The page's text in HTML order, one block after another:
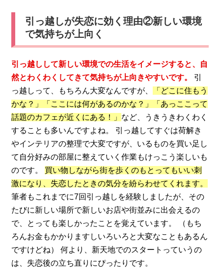
引っ越しが失恋に効く理由②新しい環境
で気持ちが上向く
引っ越しして新しい環境での生活をイメージすると、自
然とわくわくしてきて気持ちが上向きやすいです。
引
っ越しって、もちろん大変なんですが、
「どこに住もう
かな？」「ここには何があるのかな？」「あっここって
話題のカフェが近くにある！」 など、うきうきわくわく
することも多いんですよね。 引っ越してすぐは荷解き
やインテリアの整理で大変ですが、いるものを買い足し
て自分好みの部屋に整えていく作業もけっこう楽しいも
のです。 買い物しながら街を歩くのもとってもいい刺
激になり、失恋したときの気分を紛らわせてくれます。
筆者もこれまでに7回引っ越しを経験しましたが、その
たびに新しい場所で新しいお店や街並みに出会えるの
で、とっても楽しかったことを覚えています。 （もち
ろんお金もかかりますしいろいろと大変なこともあるん
ですけどね） 何より、新天地でのスタートっていうの
は、失恋後の立ち直りにぴったりです。